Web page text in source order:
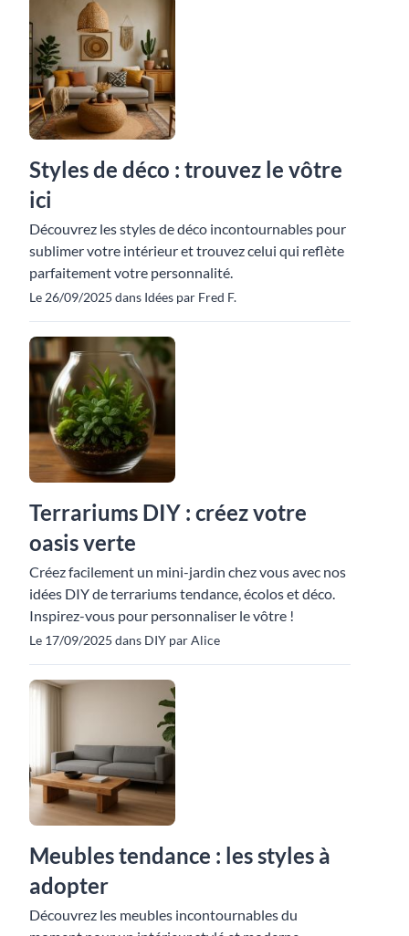
Styles de déco : trouvez le vôtre
ici
Découvrez les styles de déco incontournables pour
sublimer votre intérieur et trouvez celui qui reflète
parfaitement votre personnalité.
Le 26/09/2025 dans Idées par Fred F.
Terrariums DIY : créez votre
oasis verte
Créez facilement un mini-jardin chez vous avec nos
idées DIY de terrariums tendance, écolos et déco.
Inspirez-vous pour personnaliser le vôtre !
Le 17/09/2025 dans DIY par Alice
Meubles tendance : les styles à
adopter
Découvrez les meubles incontournables du